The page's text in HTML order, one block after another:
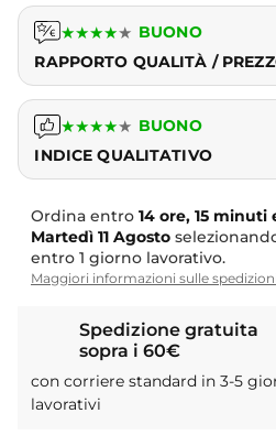
★★★★★ BUONO
RAPPORTO QUALITÀ /
★★★★★ BUONO
INDICE QUALITATIVO
Ordina entro 14 ore, 15 minuti
Martedì 11 Agosto
entro 1 giorno lavorativo.
Maggiori informazioni sulle spedizioni
Spedizione gratuita
sopra i 60€
con corriere standard in 3-5
lavorativi